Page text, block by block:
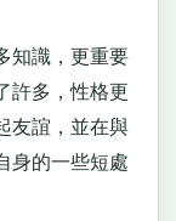
識，更重要
許多，性格更
友誼，並在與
身的一些短處